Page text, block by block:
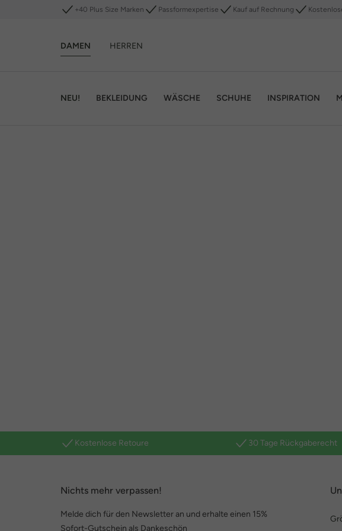
+40 Plus Size Marken Passformexpertise Kauf auf Rechnung
DAMEN HERREN
NEU! BEKLEIDUNG WÄSCHE SCHUHE INSPIRATION
Kostenlose Retoure 30 Tage Rückgaberecht
Nichts mehr verpassen!
Melde dich für den Newsletter an und erhalte einen 15%
Sofort-Gutschein als Dankeschön